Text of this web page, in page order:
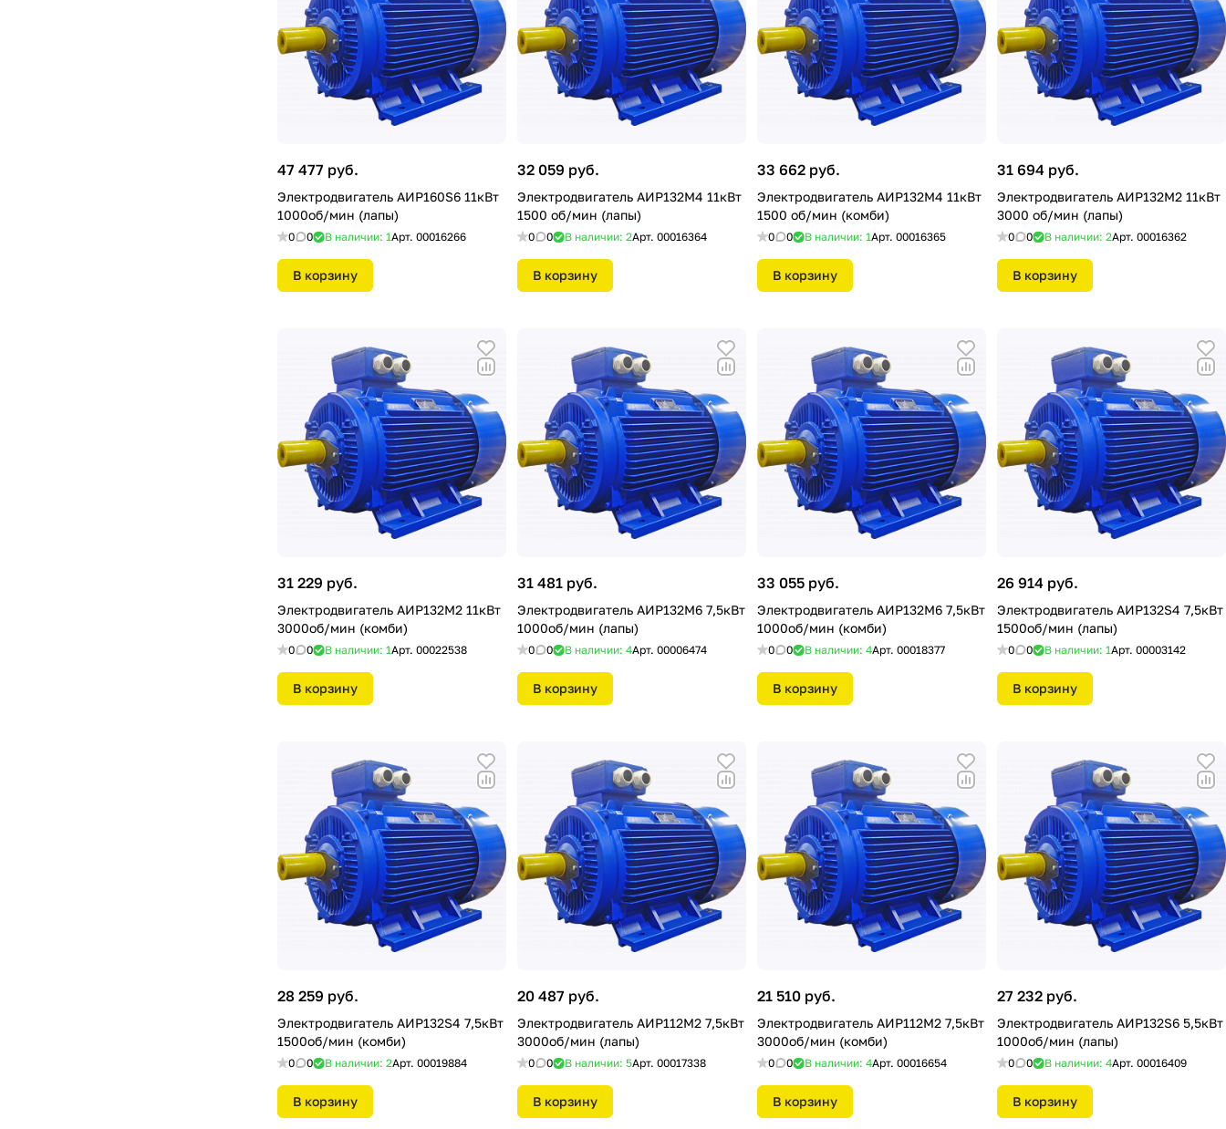
47 477 руб.
Электродвигатель АИР160S6 11кВт
1000об/мин (лапы)
0 0 В наличии: 1Арт. 00016266
В корзину
32 059 руб.
Электродвигатель АИР132М4 11кВт
1500 об/мин (лапы)
0 0 В наличии: 2Арт. 00016364
В корзину
33 662 руб.
Электродвигатель АИР132М4 11кВт
1500 об/мин (комби)
0 0 В наличии: 1Арт. 00016365
В корзину
31 694 руб.
Электродвигатель АИР132M2 11кВт
3000 об/мин (лапы)
0 0 В наличии: 2Арт. 00016362
В корзину
31 229 руб.
Электродвигатель АИР132М2 11кВт
3000об/мин (комби)
0 0 В наличии: 1Арт. 00022538
В корзину
31 481 руб.
Электродвигатель АИР132М6 7,5кВт
1000об/мин (лапы)
0 0 В наличии: 4Арт. 00006474
В корзину
33 055 руб.
Электродвигатель АИР132М6 7,5кВт
1000об/мин (комби)
0 0 В наличии: 4Арт. 00018377
В корзину
26 914 руб.
Электродвигатель АИР132S4 7,5кВт
1500об/мин (лапы)
0 0 В наличии: 1Арт. 00003142
В корзину
28 259 руб.
Электродвигатель АИР132S4 7,5кВт
1500об/мин (комби)
0 0 В наличии: 2Арт. 00019884
В корзину
20 487 руб.
Электродвигатель АИР112М2 7,5кВт
3000об/мин (лапы)
0 0 В наличии: 5Арт. 00017338
В корзину
21 510 руб.
Электродвигатель АИР112М2 7,5кВт
3000об/мин (комби)
0 0 В наличии: 4Арт. 00016654
В корзину
27 232 руб.
Электродвигатель АИР132S6 5,5кВт
1000об/мин (лапы)
0 0 В наличии: 4Арт. 00016409
В корзину